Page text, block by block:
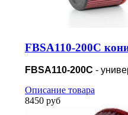
FBSA110-200C
FBSA110-200C -
Описание товара
8450 руб